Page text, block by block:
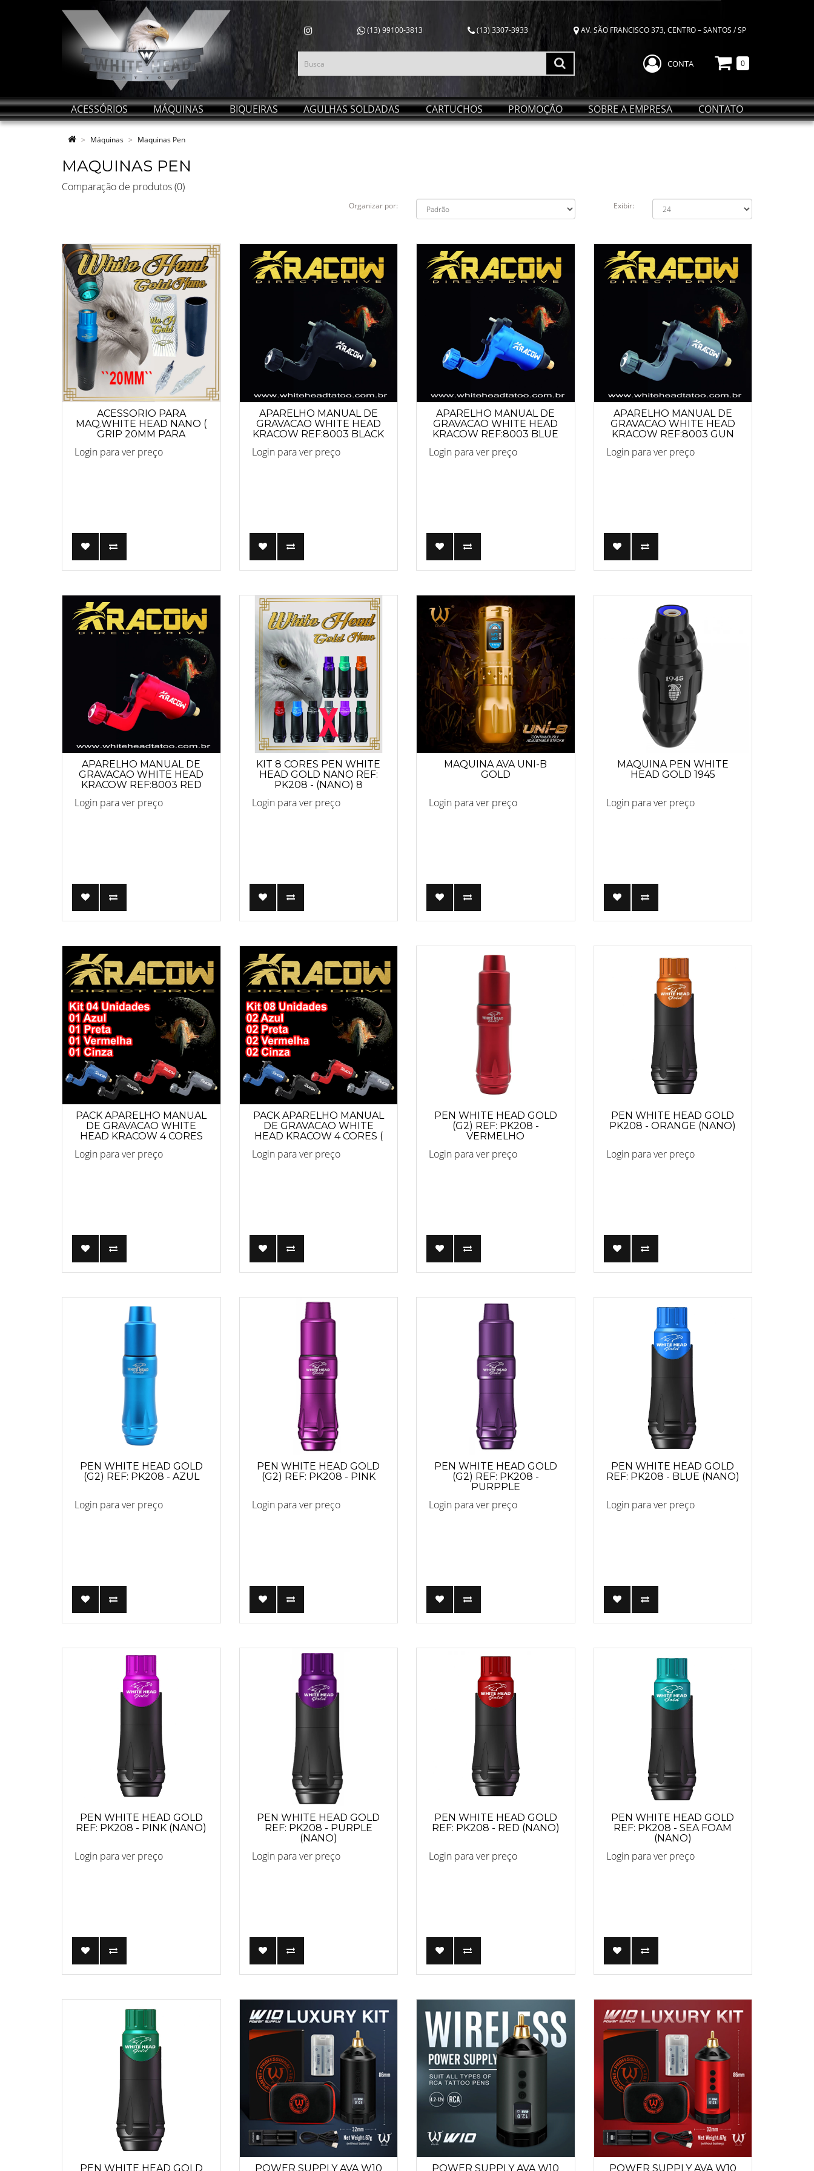
(13) 99100-3813 (13) 3307-3933 AV. SÃO FRANCISCO 373, CENTRO – SANTOS / SP
CONTA 0
ACESSÓRIOS MÁQUINAS BIQUEIRAS AGULHAS SOLDADAS CARTUCHOS PROMOÇÃO SOBRE A EMPRESA CONTATO
Máquinas Maquinas Pen
MAQUINAS PEN
Comparação de produtos (0)
Organizar por: Exibir:
ACESSORIO PARA
MAQ.WHITE HEAD NANO (
GRIP 20MM PARA
DEFINITIVA)
Login para ver preço
APARELHO MANUAL DE
GRAVACAO WHITE HEAD
KRACOW REF:8003 BLACK
Login para ver preço
APARELHO MANUAL DE
GRAVACAO WHITE HEAD
KRACOW REF:8003 BLUE
Login para ver preço
APARELHO MANUAL DE
GRAVACAO WHITE HEAD
KRACOW REF:8003 GUN
Login para ver preço
APARELHO MANUAL DE
GRAVACAO WHITE HEAD
KRACOW REF:8003 RED
Login para ver preço
KIT 8 CORES PEN WHITE
HEAD GOLD NANO REF:
PK208 - (NANO) 8
Login para ver preço
MAQUINA AVA UNI-B
GOLD
Login para ver preço
MAQUINA PEN WHITE
HEAD GOLD 1945
Login para ver preço
PACK APARELHO MANUAL
DE GRAVACAO WHITE
HEAD KRACOW 4 CORES
Login para ver preço
PACK APARELHO MANUAL
DE GRAVACAO WHITE
HEAD KRACOW 4 CORES (
Login para ver preço
PEN WHITE HEAD GOLD
(G2) REF: PK208 -
VERMELHO
Login para ver preço
PEN WHITE HEAD GOLD
PK208 - ORANGE (NANO)
Login para ver preço
PEN WHITE HEAD GOLD
(G2) REF: PK208 - AZUL
Login para ver preço
PEN WHITE HEAD GOLD
(G2) REF: PK208 - PINK
Login para ver preço
PEN WHITE HEAD GOLD
(G2) REF: PK208 -
PURPPLE
Login para ver preço
PEN WHITE HEAD GOLD
REF: PK208 - BLUE (NANO)
Login para ver preço
PEN WHITE HEAD GOLD
REF: PK208 - PINK (NANO)
Login para ver preço
PEN WHITE HEAD GOLD
REF: PK208 - PURPLE
(NANO)
Login para ver preço
PEN WHITE HEAD GOLD
REF: PK208 - RED (NANO)
Login para ver preço
PEN WHITE HEAD GOLD
REF: PK208 - SEA FOAM
(NANO)
Login para ver preço
PEN WHITE HEAD GOLD POWER SUPPLY AVA W10 POWER SUPPLY AVA W10 POWER SUPPLY AVA W10